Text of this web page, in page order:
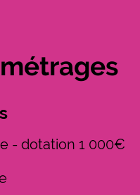
- dotation 1 000€